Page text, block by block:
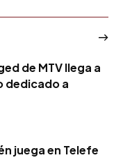
de MTV llega a
dedicado a
juega en Telefe